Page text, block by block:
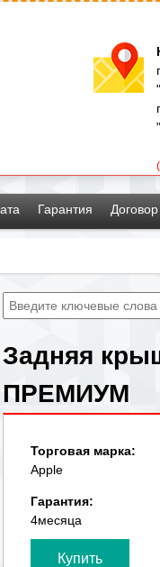
Гарантия Договор
Задняя
ПРЕМИУМ
Торговая марка:
Apple
Гарантия:
4месяца